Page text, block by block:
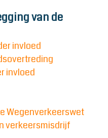
van de
invloed
invloed
Wegenverkeerswet
verkeersmisdrijf